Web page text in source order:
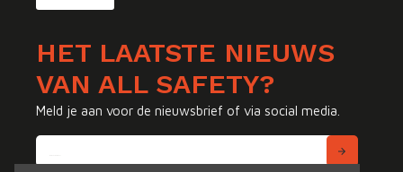
HET LAATSTE NIEUWS
VAN ALL SAFETY?
Meld je aan voor de nieuwsbrief of via social media.